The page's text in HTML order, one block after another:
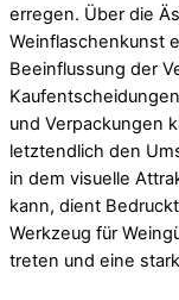
erregen. Über die
Weinflaschenkunst
Beeinflussung der
und Verpackungen
letztendlich den
in dem visuelle
kann, dient
Werkzeug für
treten und eine